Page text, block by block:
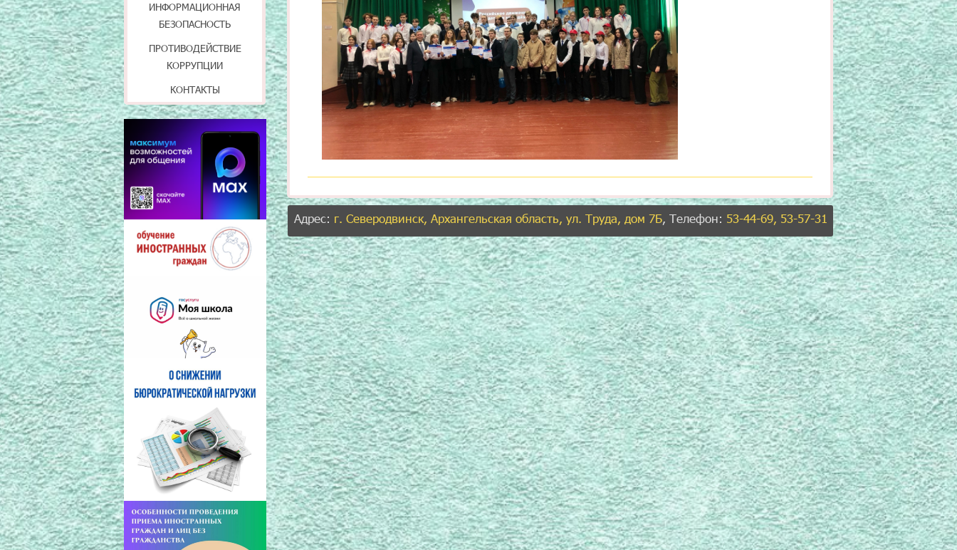
ИНФОРМАЦИОННАЯ
БЕЗОПАСНОСТЬ
ПРОТИВОДЕЙСТВИЕ
КОРРУПЦИИ
КОНТАКТЫ
Адрес: г. Северодвинск, Архангельская область, ул. Труда, дом 7Б, Телефон: 53-44-69, 53-57-31